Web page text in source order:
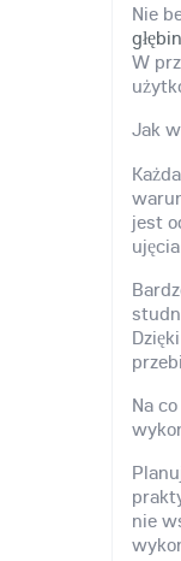
Nie
W
Jak
jest
ujęcia.
Na
nie